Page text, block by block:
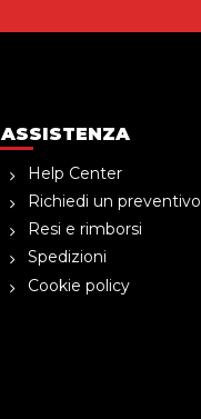
ASSISTENZA
Help Center
Richiedi un preventivo
Resi e rimborsi
Spedizioni
Cookie policy